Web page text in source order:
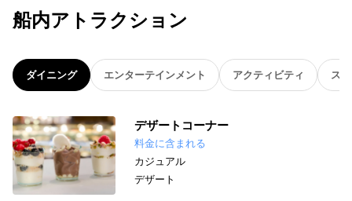
船内アトラクション
ダイニング エンターテインメント アクティビティ ス
デザートコーナー
料金に含まれる
カジュアル
デザート